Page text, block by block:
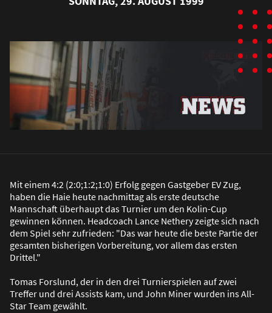
Mit einem 4:2 (2:0;1:2;1:0) Erfolg gegen Gastgeber EV Zug,
haben die Haie heute nachmittag als erste deutsche
Mannschaft überhaupt das Turnier um den Kolin-Cup
gewinnen können. Headcoach Lance Nethery zeigte sich nach
dem Spiel sehr zufrieden: "Das war heute die beste Partie der
gesamten bisherigen Vorbereitung, vor allem das ersten
Drittel."
Tomas Forslund, der in den drei Turnierspielen auf zwei
Treffer und drei Assists kam, und John Miner wurden ins All-
Star Team gewählt.